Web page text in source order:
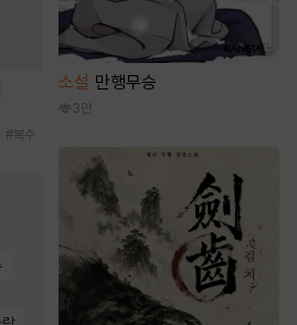
#복수
소설 만행무승
3만